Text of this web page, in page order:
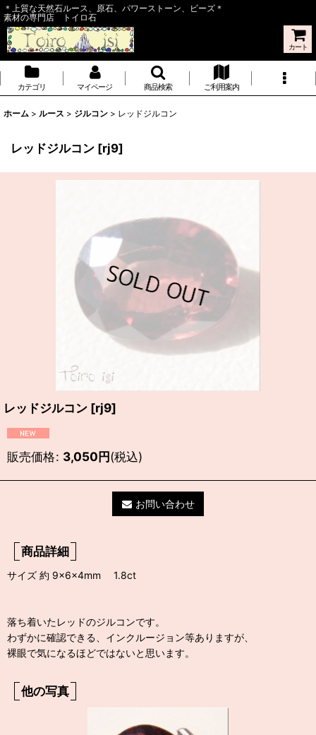
＊上質な天然石ルース、原石、パワーストーン、ビーズ＊
素材の専門店 トイロ石
カート
カテゴリ マイページ 商品検索 ご利用案内
ホーム > ルース > ジルコン > レッドジルコン
レッドジルコン [rj9]
レッドジルコン [rj9]
販売価格: 3,050円(税込)
お問い合わせ
商品詳細
サイズ 約 9×6×4mm 1.8ct
落ち着いたレッドのジルコンです。
わずかに確認できる、インクルージョン等ありますが、
裸眼で気になるほどではないと思います。
他の写真